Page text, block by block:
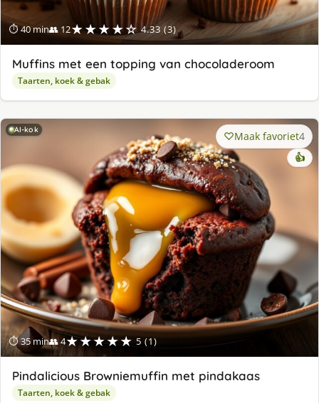
⏱ 40 min👥 12★★★★☆ 4.33 (3)
Muffins met een topping van chocoladeroom
Taarten, koek & gebak
AI-kok
⏱ 35 min👥 4★★★★★ 5 (1)
Maak favoriet4
👍
Pindalicious Browniemuffin met pindakaas
Taarten, koek & gebak